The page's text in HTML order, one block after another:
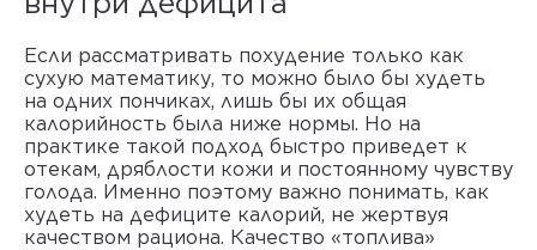
Если рассматривать похудение только как
сухую математику, то можно было бы худеть
на одних пончиках, лишь бы их общая
калорийность была ниже нормы. Но на
практике такой подход быстро приведет к
отекам, дряблости кожи и постоянному чувству
голода. Именно поэтому важно понимать, как
худеть на дефиците калорий, не жертвуя
качеством рациона. Качество «топлива»